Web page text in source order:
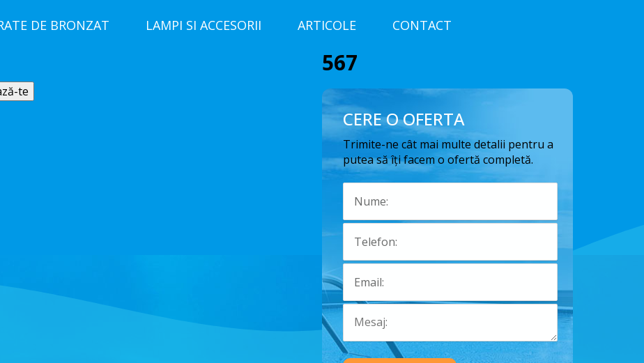
DE BRONZAT LAMPI SI ACCESORII ARTICOLE CONTACT
567
CERE O OFERTA
Trimite-ne cât mai multe detalii pentru a
putea să îți facem o ofertă completă.